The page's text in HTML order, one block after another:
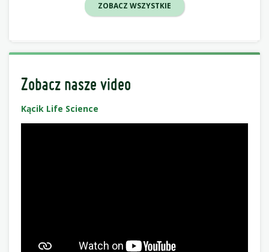
ZOBACZ WSZYSTKIE
Zobacz nasze video
Kącik Life Science